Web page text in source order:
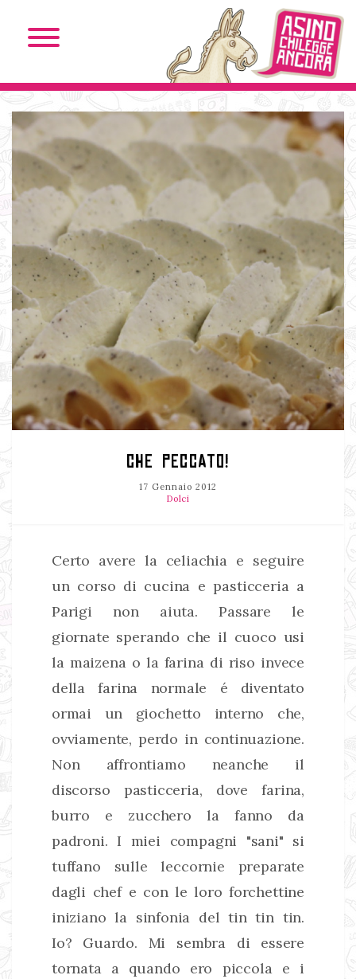
CHE PECCATO!
17 Gennaio 2012
Dolci
Certo avere la celiachia e seguire
un corso di cucina e pasticceria a
Parigi non aiuta. Passare le
giornate sperando che il cuoco usi
la maizena o la farina di riso invece
della farina normale é diventato
ormai un giochetto interno che,
ovviamente, perdo in continuazione.
Non affrontiamo neanche il
discorso pasticceria, dove farina,
burro e zucchero la fanno da
padroni. I miei compagni "sani" si
tuffano sulle leccornie preparate
dagli chef e con le loro forchettine
iniziano la sinfonia del tin tin tin.
Io? Guardo. Mi sembra di essere
tornata a quando ero piccola e i